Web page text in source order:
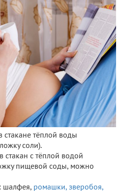
стакане тёплой воды
соли).
стакан с тёплой водой
пищевой соды, можно
шалфея, ромашки, зверобоя,